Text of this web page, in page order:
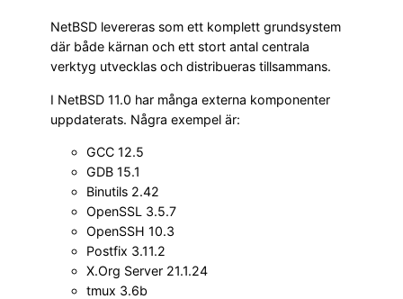
NetBSD levereras som ett komplett grundsystem
där både kärnan och ett stort antal centrala
verktyg utvecklas och distribueras tillsammans.
I NetBSD 11.0 har många externa komponenter
uppdaterats. Några exempel är:
GCC 12.5
GDB 15.1
Binutils 2.42
OpenSSL 3.5.7
OpenSSH 10.3
Postfix 3.11.2
X.Org Server 21.1.24
tmux 3.6b